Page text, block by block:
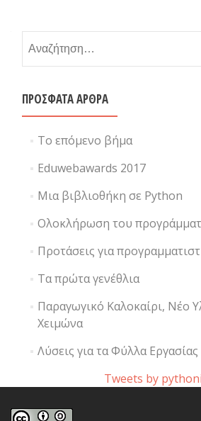
Αναζήτηση για:
ΠΡΌΣΦΑΤΑ ΆΡΘΡΑ
Το επόμενο βήμα
Eduwebawards 2017
Μια βιβλιοθήκη σε Python
Ολοκλήρωση του
Προτάσεις για
Τα πρώτα γενέθλια
Παραγωγικό Καλοκαίρι, Νέο
Χειμώνα
Λύσεις για τα Φύλλα Εργασίας
Tweets by